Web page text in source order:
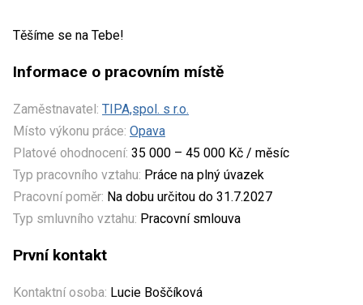
Těšíme se na Tebe!
Informace o pracovním místě
Zaměstnavatel: TIPA,spol. s r.o.
Místo výkonu práce: Opava
Platové ohodnocení: 35 000 – 45 000 Kč / měsíc
Typ pracovního vztahu: Práce na plný úvazek
Pracovní poměr: Na dobu určitou do 31.7.2027
Typ smluvního vztahu: Pracovní smlouva
První kontakt
Kontaktní osoba: Lucie Boščíková